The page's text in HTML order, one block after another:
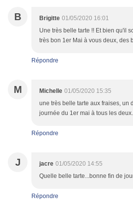
B Brigitte 01/05/2020 16:01
Une très belle tarte !! Et bien qu'il
très bon 1er Mai à vous deux, des
Répondre
M Michelle 01/05/2020 15:35
une très belle tarte aux fraises, un
journée du 1er mai à tous les deux.
Répondre
J jacre 01/05/2020 14:55
Quelle belle tarte...bonne fin de
Répondre